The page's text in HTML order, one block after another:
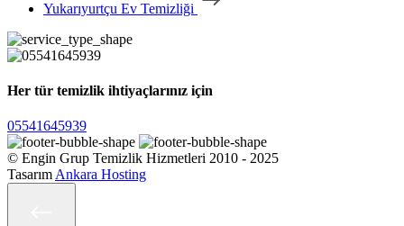
Yukarıyurtçu Ev Temizliği
Her tür temizlik ihtiyaçlarınız için
05541645939
© Engin Grup Temizlik Hizmetleri 2010 - 2025
Tasarım Ankara Hosting